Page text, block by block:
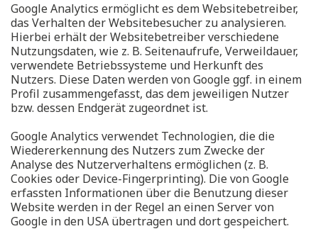
Google Analytics ermöglicht es dem Websitebetreiber,
das Verhalten der Websitebesucher zu analysieren.
Hierbei erhält der Websitebetreiber verschiedene
Nutzungsdaten, wie z. B. Seitenaufrufe, Verweildauer,
verwendete Betriebssysteme und Herkunft des
Nutzers. Diese Daten werden von Google ggf. in einem
Profil zusammengefasst, das dem jeweiligen Nutzer
bzw. dessen Endgerät zugeordnet ist.
Google Analytics verwendet Technologien, die die
Wiedererkennung des Nutzers zum Zwecke der
Analyse des Nutzerverhaltens ermöglichen (z. B.
Cookies oder Device-Fingerprinting). Die von Google
erfassten Informationen über die Benutzung dieser
Website werden in der Regel an einen Server von
Google in den USA übertragen und dort gespeichert.